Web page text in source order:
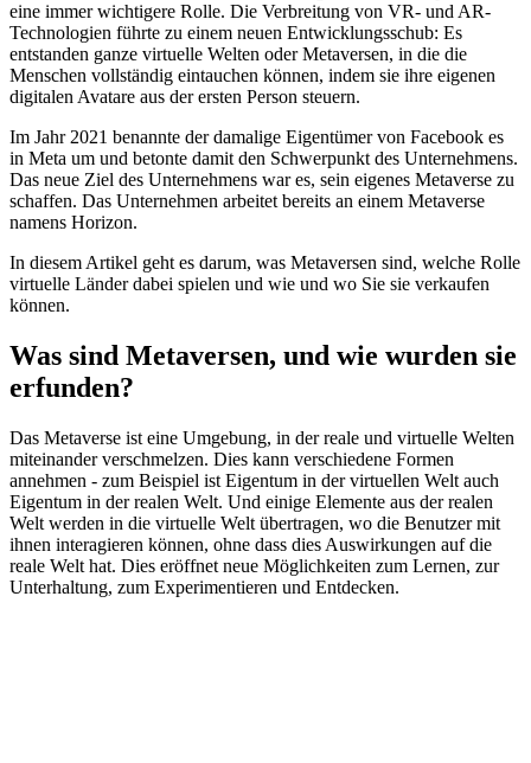
eine immer wichtigere Rolle. Die Verbreitung von VR- und AR-
Technologien führte zu einem neuen Entwicklungsschub: Es
entstanden ganze virtuelle Welten oder Metaversen, in die die
Menschen vollständig eintauchen können, indem sie ihre eigenen
digitalen Avatare aus der ersten Person steuern.
Im Jahr 2021 benannte der damalige Eigentümer von Facebook es
in Meta um und betonte damit den Schwerpunkt des Unternehmens.
Das neue Ziel des Unternehmens war es, sein eigenes Metaverse zu
schaffen. Das Unternehmen arbeitet bereits an einem Metaverse
namens Horizon.
In diesem Artikel geht es darum, was Metaversen sind, welche Rolle
virtuelle Länder dabei spielen und wie und wo Sie sie verkaufen
können.
Was sind Metaversen, und wie wurden sie
erfunden?
Das Metaverse ist eine Umgebung, in der reale und virtuelle Welten
miteinander verschmelzen. Dies kann verschiedene Formen
annehmen - zum Beispiel ist Eigentum in der virtuellen Welt auch
Eigentum in der realen Welt. Und einige Elemente aus der realen
Welt werden in die virtuelle Welt übertragen, wo die Benutzer mit
ihnen interagieren können, ohne dass dies Auswirkungen auf die
reale Welt hat. Dies eröffnet neue Möglichkeiten zum Lernen, zur
Unterhaltung, zum Experimentieren und Entdecken.